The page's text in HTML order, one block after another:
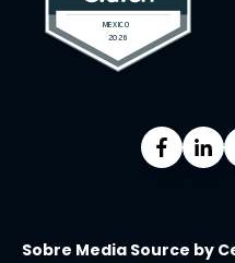
Sobre Media Source by